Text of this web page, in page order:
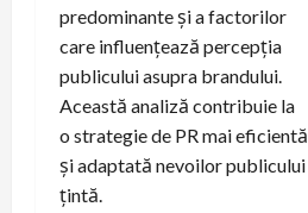
predominante și a factorilor
care influențează percepția
publicului asupra brandului.
Această analiză contribuie la
o strategie de PR mai eficientă
și adaptată nevoilor publicului
țintă.